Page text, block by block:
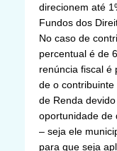
direcionem até
Fundos dos
No caso de
percentual é de
renúncia fiscal é
de o
de Renda
oportunidade de
– seja ele
para que seja